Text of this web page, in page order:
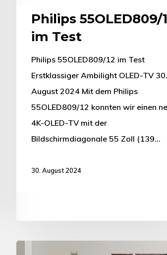
Philips 55OLED809/
im Test
Philips 55OLED809/12 im Test
Erstklassiger Ambilight OLED-TV 30.
August 2024 Mit dem Philips
55OLED809/12 konnten wir einen
4K-OLED-TV mit der
Bildschirmdiagonale 55 Zoll (139…
30. August 2024